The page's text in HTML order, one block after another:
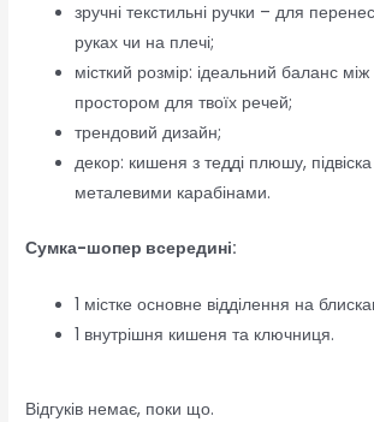
зручні текстильні ручки – для
руках чи на плечі;
місткий розмір: ідеальний баланс
простором для твоїх речей;
трендовий дизайн;
декор: кишеня з тедді плюшу,
металевими карабінами.
Сумка-шопер всередині:
1 містке основне відділення на
1 внутрішня кишеня та ключниця.
Відгуків немає, поки що.